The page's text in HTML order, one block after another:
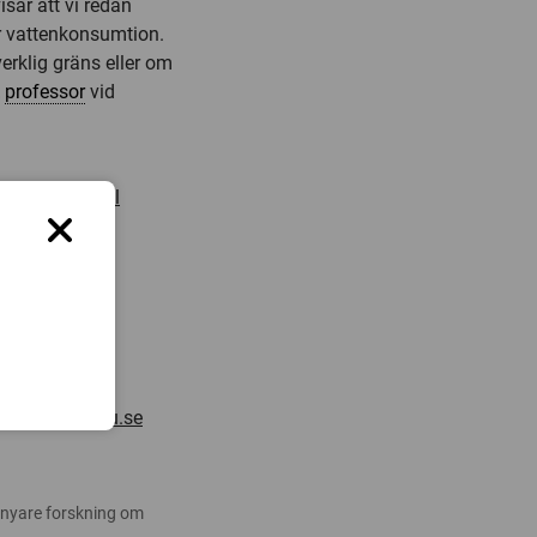
att vi redan
vattenkonsumtion.
gräns eller om
professorvid
raise global
forskning om